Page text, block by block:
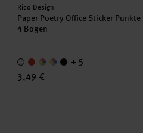
Hersteller:
Rico Design
Paper Poetry Office Sticker Punkte
4 Bogen
+ 5
3,49 €